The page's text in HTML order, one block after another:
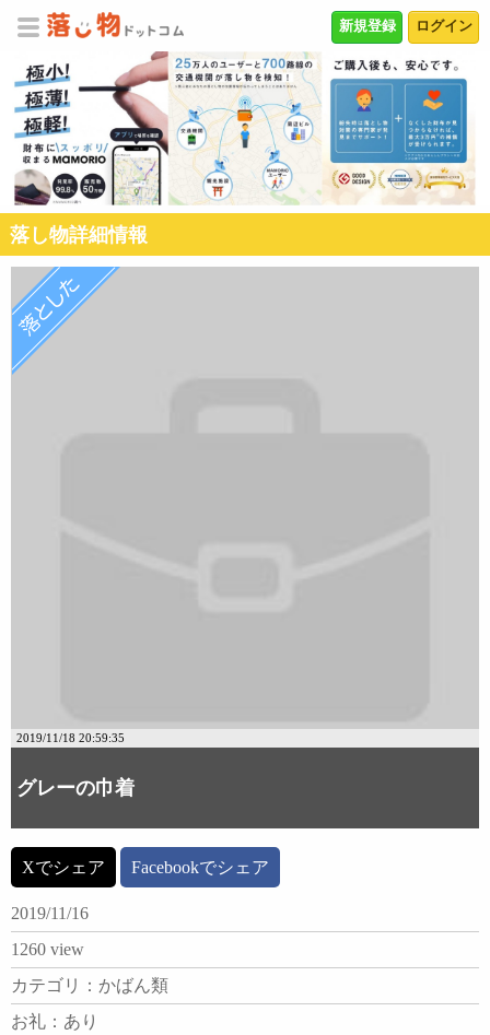
ログイン
新規登録
落し物詳細情報
2019/11/18 20:59:35
グレーの巾着
Xでシェア Facebookでシェア
2019/11/16
1260 view
カテゴリ：かばん類
お礼：あり